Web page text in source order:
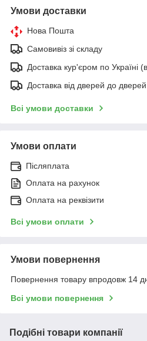
Умови доставки
Нова Пошта
Самовивіз зі складу
Доставка кур'єром по Україні
Доставка від дверей до дверей
Всі умови доставки
Умови оплати
Післяплата
Оплата на рахунок
Оплата на реквізити
Всі умови оплати
Умови повернення
Повернення товару впродовж 14
Всі умови повернення
Подібні товари компанії